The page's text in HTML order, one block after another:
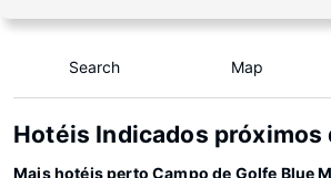
Search Map
Hotéis Indicados próximos
Mais hotéis perto Campo de Golfe Blue